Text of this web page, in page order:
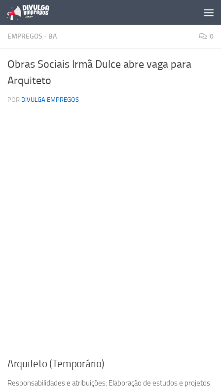
Skip to content
EMPREGOS - BA 0
Obras Sociais Irmã Dulce abre vaga para
Arquiteto
POR DIVULGA EMPREGOS
Arquiteto (Temporário)
Responsabilidades e atribuições: Elaboração de estudos e projetos